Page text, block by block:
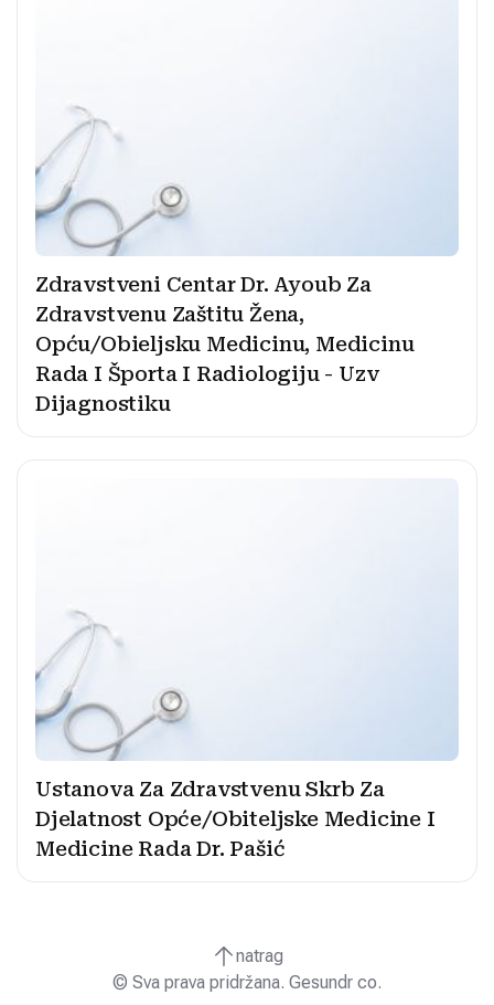
Zdravstveni Centar Dr. Ayoub Za
Zdravstvenu Zaštitu Žena,
Opću/Obieljsku Medicinu, Medicinu
Rada I Športa I Radiologiju - Uzv
Dijagnostiku
Ustanova Za Zdravstvenu Skrb Za
Djelatnost Opće/Obiteljske Medicine I
Medicine Rada Dr. Pašić
natrag
© Sva prava pridržana. Gesundr co.